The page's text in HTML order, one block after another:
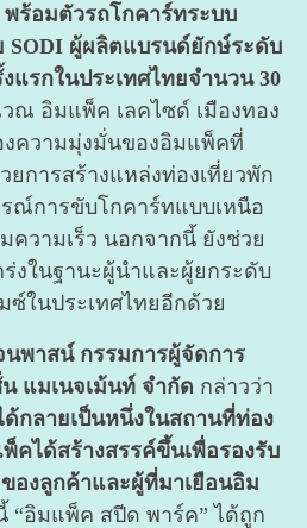
ร้อมตัวรถโกคาร์ทระบบ
SODI ผู้ผลิตแบรนด์ยักษ์ระดับ
แรกในประเทศไทยจำนวน 30
ณ อิมแพ็ค เลคไซด์ เมืองทอง
ความมุ่งมั่นของอิมแพ็คที่
การสร้างแหล่งท่องเที่ยวพัก
ณ์การขับโกคาร์ทแบบเหนือ
ความเร็ว นอกจากนี้ ยังช่วย
งในฐานะผู้นำและผู้ยกระดับ
ในประเทศไทยอีกด้วย
พาสน์ กรรมการผู้จัดการ
แมเนจเม้นท์ จำกัด กล่าวว่า
กลายเป็นหนึ่งในสถานที่ท่อง
คได้สร้างสรรค์ขึ้นเพื่อรองรับ
องลูกค้าและผู้ที่มาเยือนอิม
“อิมแพ็ค สปีด พาร์ค” ได้ถูก